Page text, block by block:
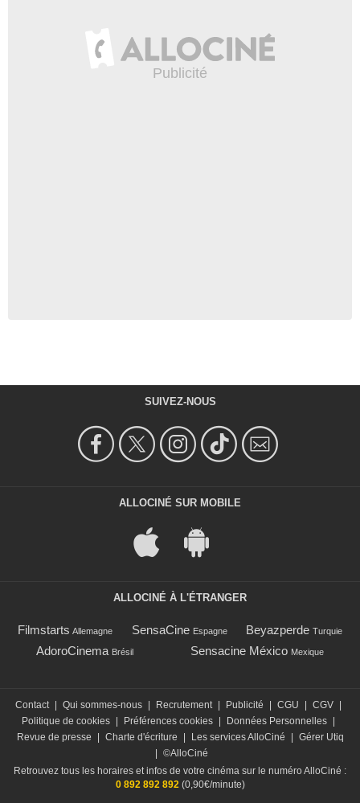
SUIVEZ-NOUS
ALLOCINÉ SUR MOBILE
ALLOCINÉ À L'ÉTRANGER
Filmstarts Allemagne SensaCine Espagne Beyazperde Turquie
AdoroCinema Brésil Sensacine México Mexique
Contact Qui sommes-nous Recrutement Publicité CGU CGV
Politique de cookies
Préférences cookies Données Personnelles
Revue de presse
Charte d'écriture Les services AlloCiné
Gérer Utiq
©AlloCiné
Retrouvez tous les horaires et infos de votre cinéma sur le numéro AlloCiné :
0 892 892 892(0,90€/minute)